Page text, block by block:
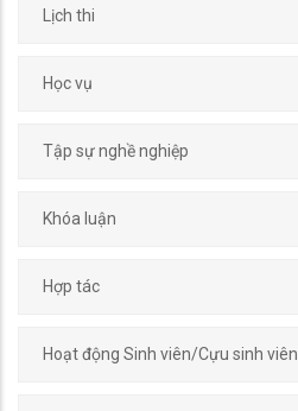
Lịch thi
Học vụ
Tập sự nghề nghiệp
Khóa luận
Hợp tác
Hoạt động Sinh viên/Cựu sinh viên